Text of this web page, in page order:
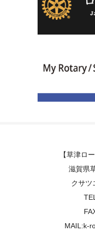
【草津ロ
滋賀県
クサツ
MAIL:k-